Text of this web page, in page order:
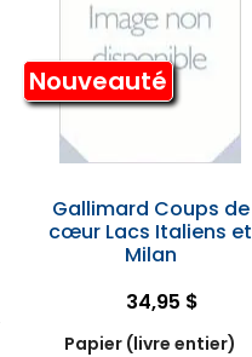
Nouveauté
Gallimard Coups de
cœur Lacs Italiens et
Milan
34,95 $
Papier (livre entier)